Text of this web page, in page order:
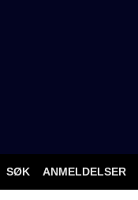
SØK ANMELDELSER